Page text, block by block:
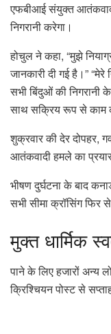
एफबीआई संयुक्त आतंकवाद
निगरानी करेगा।
होचुल ने कहा, “मुझे
जानकारी दी गई है।” “मेरे
सभी बिंदुओं की
साथ सक्रिय रूप से काम
शुक्रवार की देर दोपहर,
आतंकवादी हमले का
भीषण दुर्घटना के बाद
सभी सीमा क्रॉसिंग फिर
मुक्तधार्मिक
पाने के लिए हजारों अन्य
क्रिश्चियन पोस्ट से